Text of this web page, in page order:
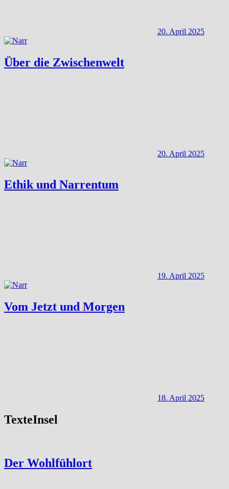
20. April 2025
Über die Zwischenwelt
20. April 2025
Ethik und Narrentum
19. April 2025
Vom Jetzt und Morgen
18. April 2025
TexteInsel
Der Wohlfühlort